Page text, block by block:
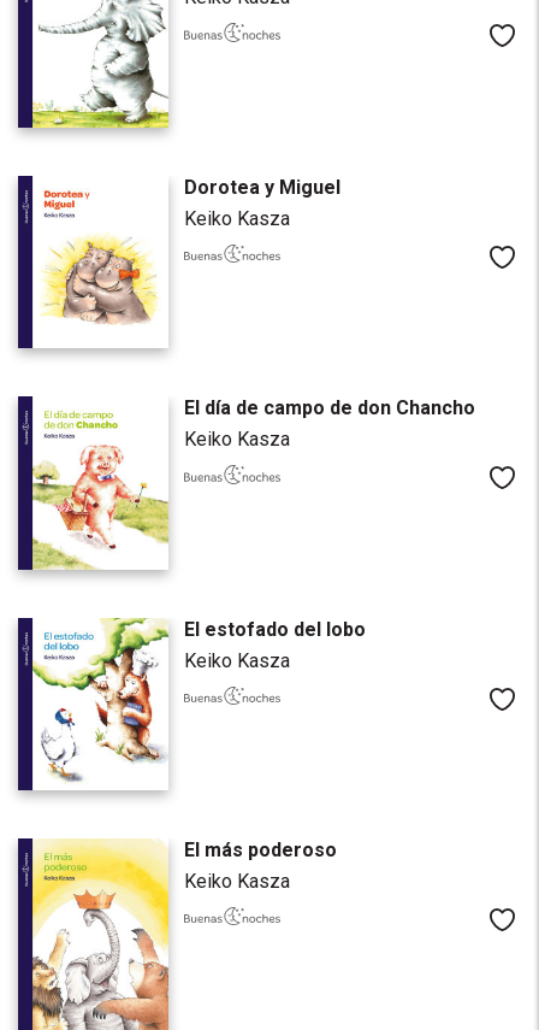
Dorotea y Miguel
Keiko Kasza
El día de campo de don Chancho
Keiko Kasza
El estofado del lobo
Keiko Kasza
El más poderoso
Keiko Kasza